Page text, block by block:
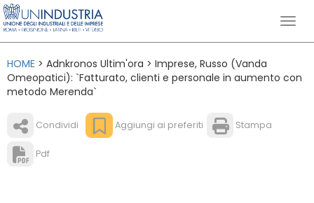
HOME > Adnkronos Ultim'ora > Imprese, Russo (Vanda
Omeopatici): `Fatturato, clienti e personale in aumento con
metodo Merenda`
Condividi Aggiungi ai preferiti Stampa
Pdf